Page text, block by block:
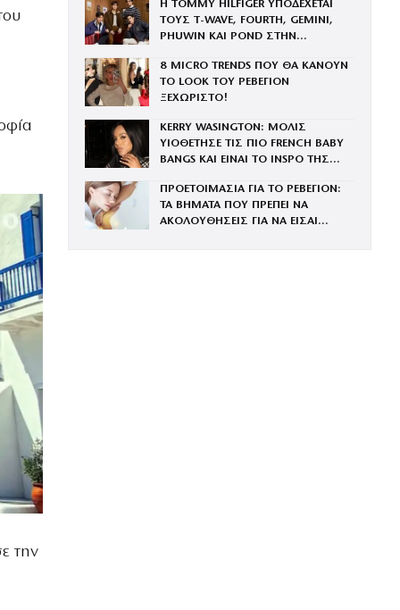
την
Η TOMMY HILFIGER ΥΠΟΔΕΧΕΤΑΙ
ΤΟΥΣ Τ-WAVE, FOURTH, GEMINI,
PHUWIN ΚΑΙ POND ΣΤΗΝ
8 MICRO TRENDS ΠΟΥ ΘΑ ΚΑΝΟΥΝ
ΤΟ LOOK ΤΟΥ ΡΕΒΕΓΙΟΝ
ΞΕΧΩΡΙΣΤΟ!
KERRY WASINGTON: ΜΟΛΙΣ
ΥΙΟΘΕΤΗΣΕ ΤΙΣ ΠΙΟ FRENCH BABY
BANGS ΚΑΙ ΕΙΝΑΙ ΤΟ INSPO ΤΗΣ
ΠΡΟΕΤΟΙΜΑΣΙΑ ΓΙΑ ΤΟ ΡΕΒΕΓΙΟΝ:
ΤΑ ΒΗΜΑΤΑ ΠΟΥ ΠΡΕΠΕΙ ΝΑ
ΑΚΟΛΟΥΘΗΣΕΙΣ ΓΙΑ ΝΑ ΕΙΣΑΙ